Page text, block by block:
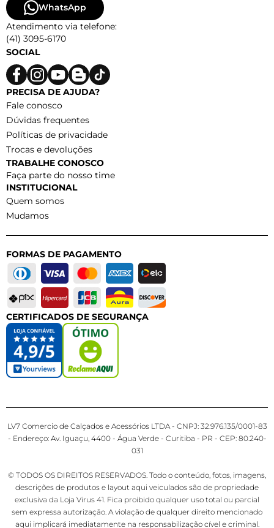
WhatsApp
Atendimento via telefone:
(41) 3095-6170
SOCIAL
PRECISA DE AJUDA?
Fale conosco
Dúvidas frequentes
Políticas de privacidade
Trocas e devoluções
TRABALHE CONOSCO
Faça parte do nosso time
INSTITUCIONAL
Quem somos
Mudamos
FORMAS DE PAGAMENTO
CERTIFICADOS DE SEGURANÇA
LV7 Comercio de Calçados e Acessórios LTDA - CNPJ: 32.976.135/0001-83
- Endereço: Av. Iguaçu, 4400 - Água Verde - Curitiba - PR - CEP: 80.240-
031
© TODOS OS DIREITOS RESERVADOS. Todo o conteúdo, fotos, imagens,
descrições de produtos e layout aqui veiculados são de propriedade
exclusiva da Loja Virus 41. Fica proibido qualquer uso total ou parcial
sem expressa autorização. A violação de qualquer direito mencionado
aqui implicará imediatamente na responsabilização cível e criminal.